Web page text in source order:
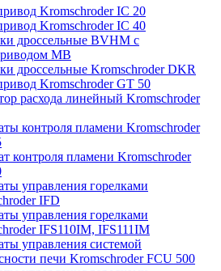
Kromschroder IC 20
Kromschroder IC 40
дроссельные BVHM с
МВ
дроссельные Kromschroder DKR
Kromschroder GT 50
расхода линейный Kromschroder
контроля пламени Kromschroder
контроля пламени Kromschroder
управления горелками
IFD
управления горелками
IFS110IM, IFS111IM
управления системой
печи Kromschroder FCU 500